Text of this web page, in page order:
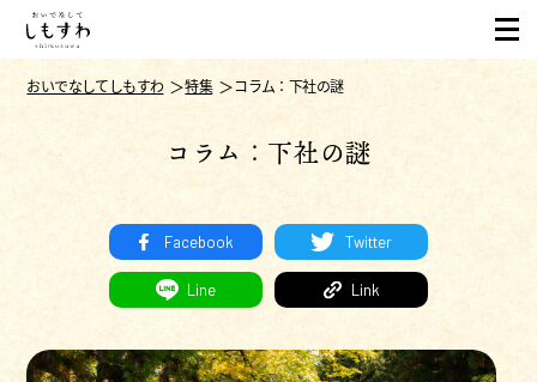
おいでなしてしもすわ 特集 コラム：下社の謎
コラム：下社の謎
Facebook Twitter
Line Link